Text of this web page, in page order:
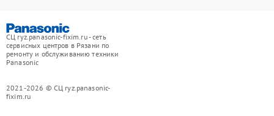
СЦ ryz.panasonic-fixim.ru - сеть
сервисных центров в Рязани по
ремонту и обслуживанию техники
Panasonic
2021-2026 © СЦ ryz.panasonic-
fixim.ru